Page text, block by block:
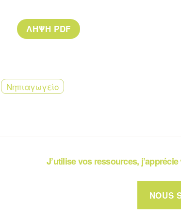
Νηπιαγωγείο
J’utilise vos ressources,
NOUS